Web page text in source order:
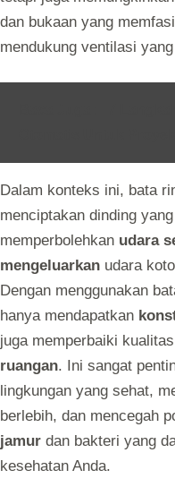
dan bukaan yang
mendukung ventilasi
Dalam konteks ini, bata
menciptakan dinding
memperbolehkan udara
mengeluarkan udara
Dengan menggunakan
hanya mendapatkan
juga memperbaiki kualitas
ruangan. Ini sangat
lingkungan yang sehat,
berlebih, dan mencegah
jamur dan bakteri yang
kesehatan Anda.